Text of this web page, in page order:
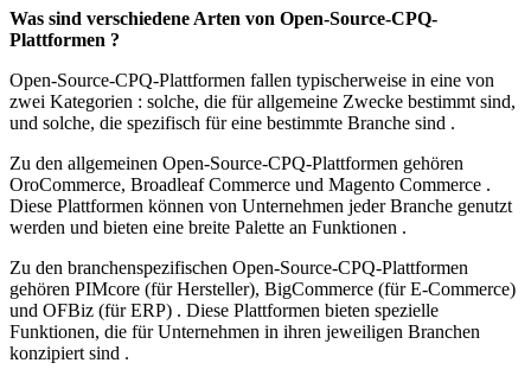
Was sind verschiedene Arten von Open-Source-CPQ-
Plattformen ?
Open-Source-CPQ-Plattformen fallen typischerweise in eine von
zwei Kategorien : solche, die für allgemeine Zwecke bestimmt sind,
und solche, die spezifisch für eine bestimmte Branche sind .
Zu den allgemeinen Open-Source-CPQ-Plattformen gehören
OroCommerce, Broadleaf Commerce und Magento Commerce .
Diese Plattformen können von Unternehmen jeder Branche genutzt
werden und bieten eine breite Palette an Funktionen .
Zu den branchenspezifischen Open-Source-CPQ-Plattformen
gehören PIMcore (für Hersteller), BigCommerce (für E-Commerce)
und OFBiz (für ERP) . Diese Plattformen bieten spezielle
Funktionen, die für Unternehmen in ihren jeweiligen Branchen
konzipiert sind .